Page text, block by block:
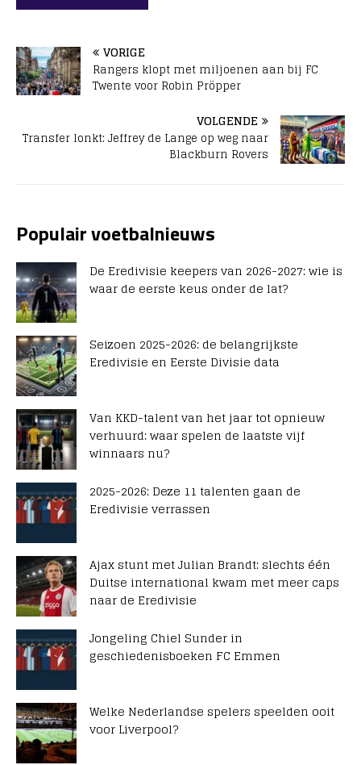
VORIGE
Rangers klopt met miljoenen aan bij FC
Twente voor Robin Pröpper
VOLGENDE
Transfer lonkt: Jeffrey de Lange op weg naar
Blackburn Rovers
Populair voetbalnieuws
De Eredivisie keepers van 2026-2027: wie is
waar de eerste keus onder de lat?
Seizoen 2025-2026: de belangrijkste
Eredivisie en Eerste Divisie data
Van KKD-talent van het jaar tot opnieuw
verhuurd: waar spelen de laatste vijf
winnaars nu?
2025-2026: Deze 11 talenten gaan de
Eredivisie verrassen
Ajax stunt met Julian Brandt: slechts één
Duitse international kwam met meer caps
naar de Eredivisie
Jongeling Chiel Sunder in
geschiedenisboeken FC Emmen
Welke Nederlandse spelers speelden ooit
voor Liverpool?